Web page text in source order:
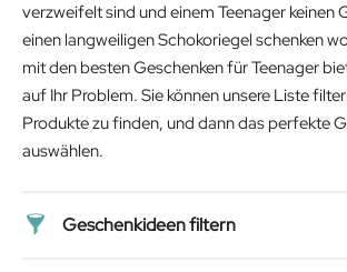
verzweifelt sind und einem Teenager keinen
einen langweiligen Schokoriegel schenken
mit den besten Geschenken für Teenager
auf Ihr Problem. Sie können unsere Liste
Produkte zu finden, und dann das perfekte
auswählen.
Geschenkideen filtern